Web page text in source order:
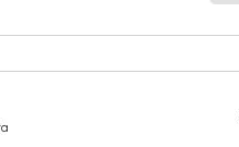
sino simbólica: nos
conservar y transmitir